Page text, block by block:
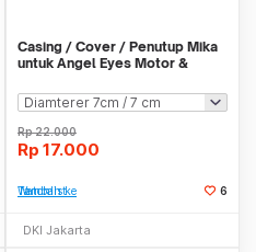
Casing / Cover / Penutup Mika
untuk Angel Eyes Motor &
Rp22.000
Rp 17.000
Tambah ke Watchlist 6
DKI Jakarta